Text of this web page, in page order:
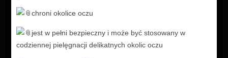
chroni okolice oczu
jest w pełni bezpieczny i może być stosowany w
codziennej pielęgnacji delikatnych okolic oczu